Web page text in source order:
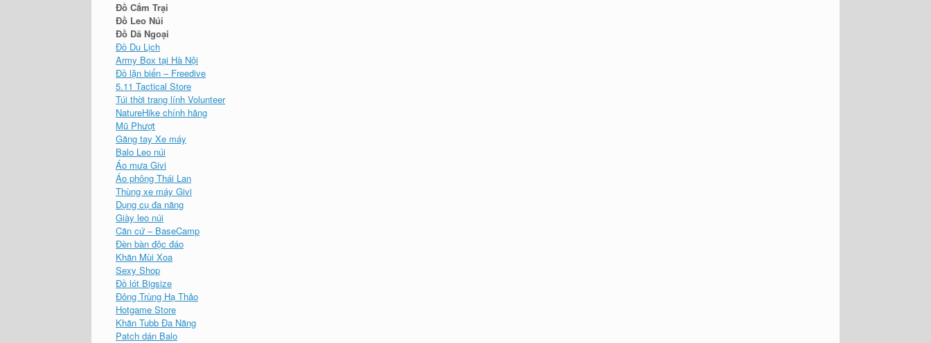
Đồ Cắm Trại
Đồ Leo Núi
Đồ Dã Ngoại
Đồ Du Lịch
Army Box tại Hà Nội
Đồ lặn biển – Freedive
5.11 Tactical Store
Túi thời trang lính Volunteer
NatureHike chính hãng
Mũ Phượt
Găng tay Xe máy
Balo Leo núi
Áo mưa Givi
Áo phông Thái Lan
Thùng xe máy Givi
Dụng cụ đa năng
Giày leo núi
Căn cứ – BaseCamp
Đèn bàn độc đáo
Khăn Mùi Xoa
Sexy Shop
Đồ lót Bigsize
Đông Trùng Hạ Thảo
Hotgame Store
Khăn Tubb Đa Năng
Patch dán Balo